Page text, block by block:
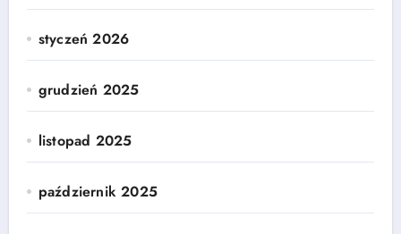
styczeń 2026
grudzień 2025
listopad 2025
październik 2025